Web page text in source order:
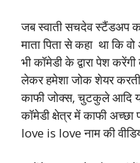
जब स्वाती सचदेव स्टैंडअप
माता पिता से कहा था कि
भी कॉमेडी के द्वारा पेश
लेकर हमेशा जोक शेयर
काफी जोक्स, चुटकुले आदि
कॉमेडी क्षेत्र में काफी
love is love नाम की